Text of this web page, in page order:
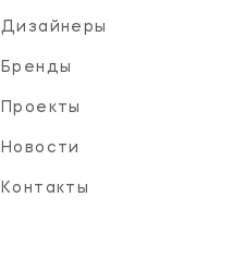
Дизайнеры
Бренды
Проекты
Новости
Контакты